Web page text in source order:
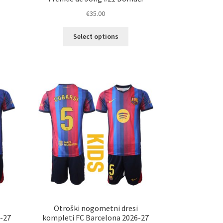
€35.00
Select options
Možnosti
lahko
izberete
na
strani
izdelka
27
Otroški nogometni dresi
kompleti FC Barcelona 2026-27